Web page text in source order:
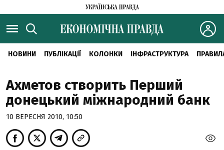
НОВИНИ ПУБЛІКАЦІЇ КОЛОНКИ ІНФРАСТРУКТУРА
Ахметов створить Перший
донецький міжнародний банк
10 ВЕРЕСНЯ 2010, 10:50